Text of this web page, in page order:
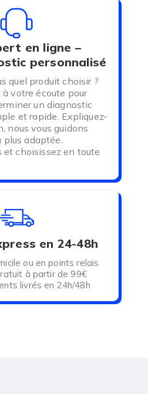
en ligne –
personnalisé
quel produit choisir ?
votre écoute pour
un diagnostic
et rapide. Expliquez-
nous vous guidons
adaptée.
et choisissez en toute
en 24-48h
ou en points relais
à partir de 99€
livrés en 24h/48h